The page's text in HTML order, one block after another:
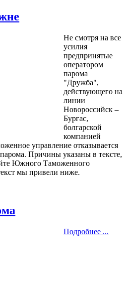
Не смотря на все
усилия
предпринятые
оператором
парома
"Дружба",
действующего на
линии
Новороссийск –
Бургас,
болгарской
компанией
управление отказывается
Причины указаны в тексте,
Южного Таможенного
мы привели ниже.
Подробнее ...